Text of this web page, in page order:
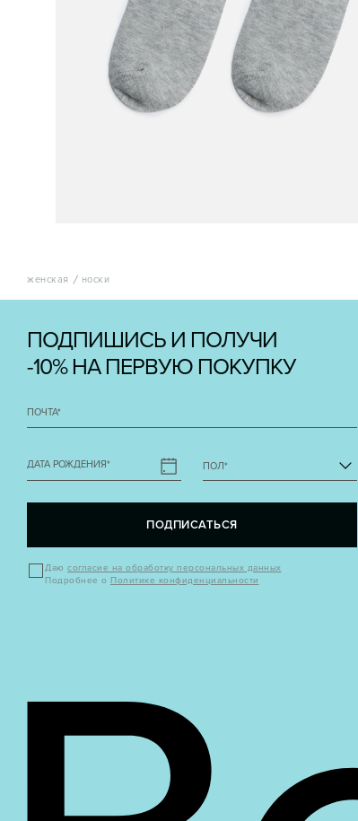
женская носки
ПОДПИШИСЬ И ПОЛУЧИ
-10% НА ПЕРВУЮ ПОКУПКУ
ПОЧТА*
ДАТА РОЖДЕНИЯ* ПОЛ*
ПОДПИСАТЬСЯ
Даю согласие на обработку персональных данных
Подробнее о Политике конфиденциальности